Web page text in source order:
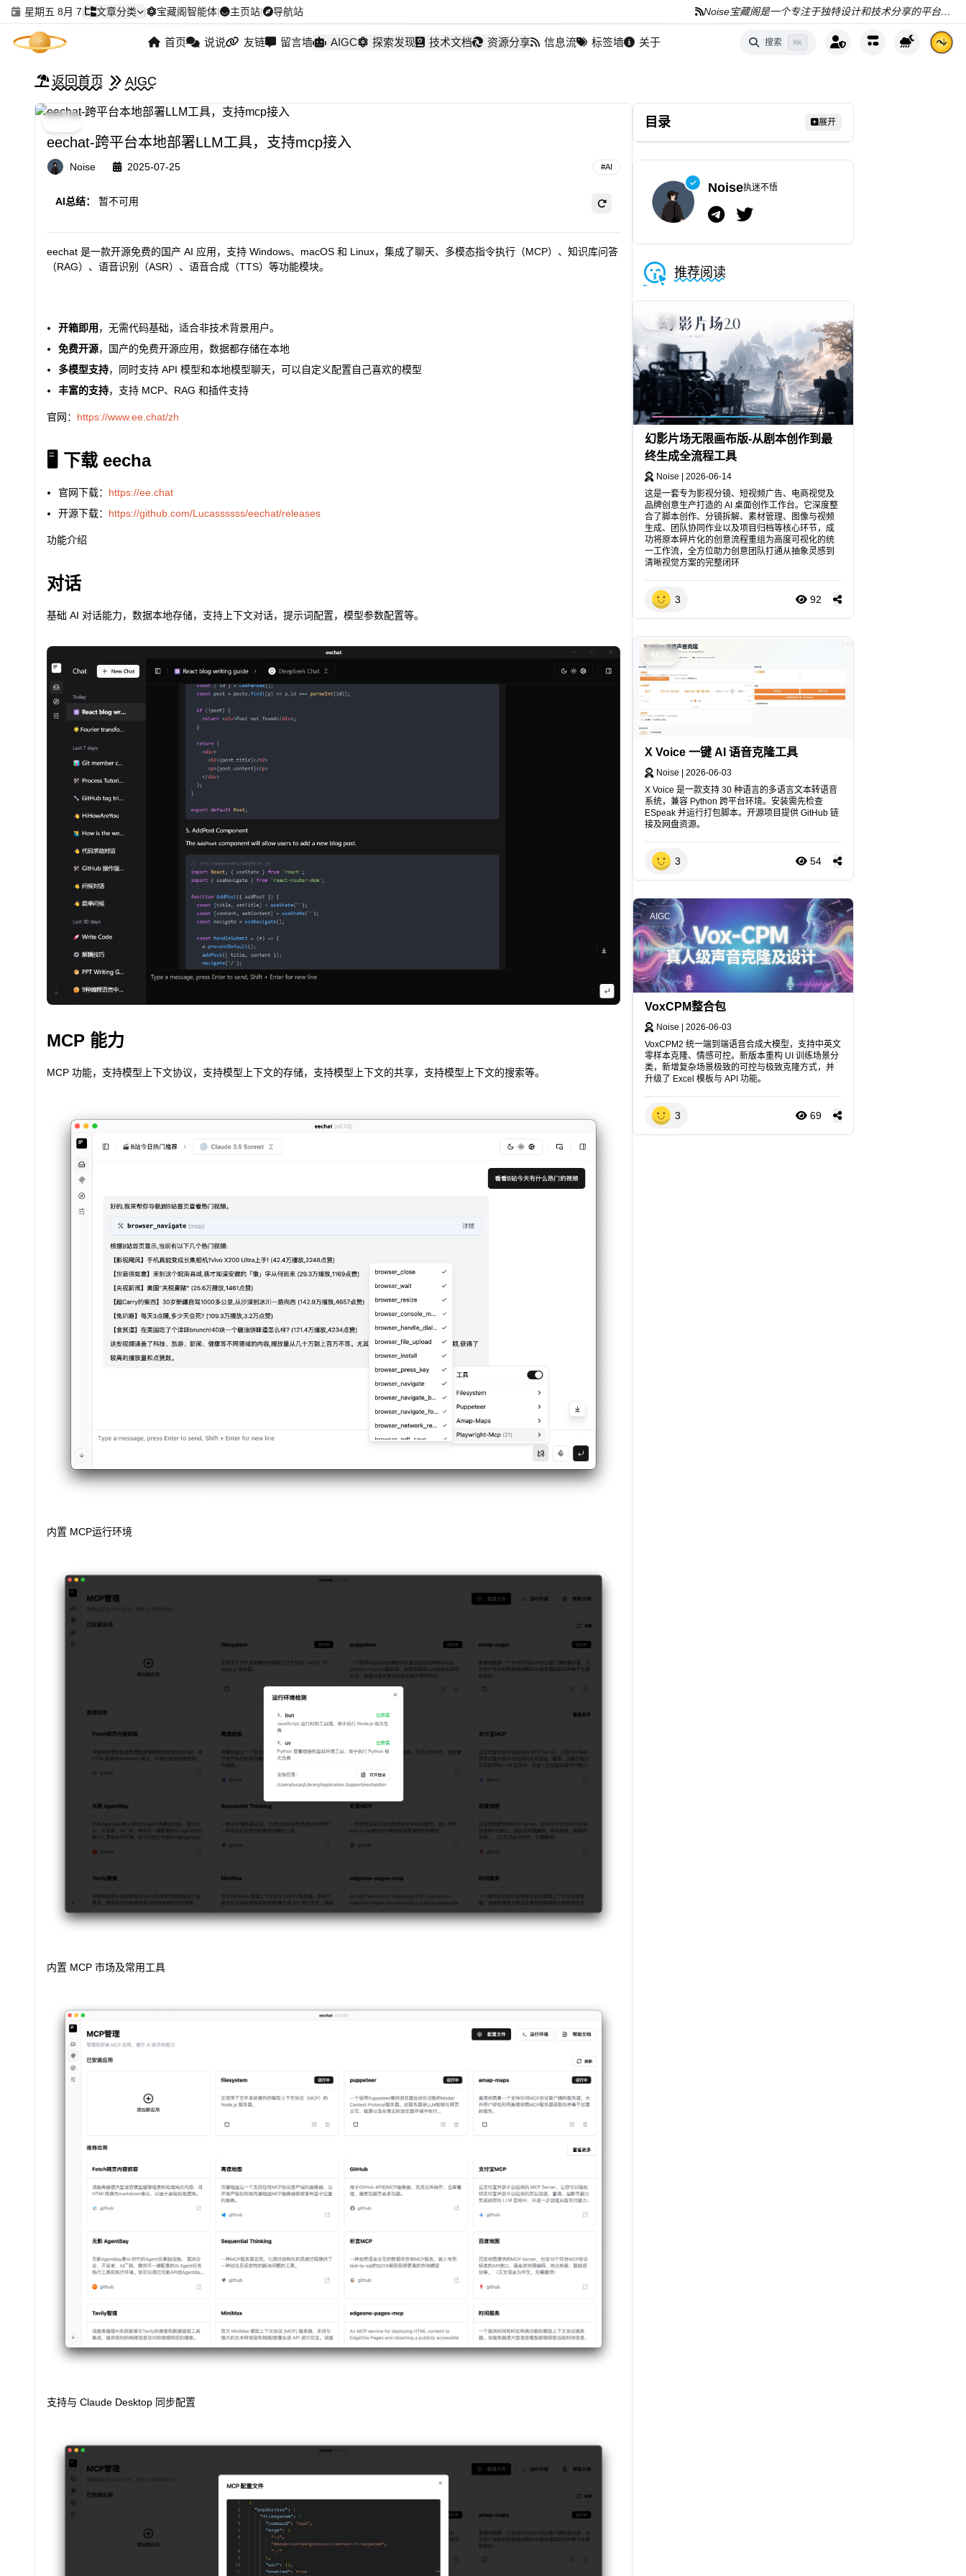
星期五 8月 7| 文章分类 | 宝藏阁智能体| 主页站| 导航站 Noise宝藏阁是一个专注于独特设计和技术分享的平台，分享AI、编程和资源
首页 说说 友链 留言墙 AIGC 探索发现 技术文档 资源分享 信息流 标签墙 关于 搜索 ⌘K
返回首页 AIGC
eechat-跨平台本地部署LLM工具，支持mcp接入
Noise 2025-07-25 #AI
AI总结： 暂不可用
eechat 是一款开源免费的国产 AI 应用，支持 Windows、macOS 和 Linux，集成了聊天、多模态指令执行（MCP）、知识库问答
（RAG）、语音识别（ASR）、语音合成（TTS）等功能模块。
开箱即用 ，无需代码基础，适合非技术背景用户。
免费开源，国产的免费开源应用，数据都存储在本地
多模型支持，同时支持 API 模型和本地模型聊天，可以自定义配置自己喜欢的模型
丰富的支持，支持 MCP、RAG 和插件支持
官网： https://www.ee.chat/zh
🖥️ 下载 eecha
官网下载： https://ee.chat
开源下载： https://github.com/Lucassssss/eechat/releases
功能介绍
对话
基础 AI 对话能力，数据本地存储，支持上下文对话，提示词配置，模型参数配置等。
MCP 能力
MCP 功能，支持模型上下文协议，支持模型上下文的存储，支持模型上下文的共享，支持模型上下文的搜索等。
内置 MCP运行环境
内置 MCP 市场及常用工具
支持与 Claude Desktop 同步配置
目录 展开
Noise执迷不悟
推荐阅读
AIGC
幻影片场无限画布版-从剧本创作到最
终生成全流程工具
Noise
2026-06-14
这是一套专为影视分镜、短视频广告、电商视觉及
品牌创意生产打造的 AI 桌面创作工作台。它深度整
合了脚本创作、分镜拆解、素材管理、图像与视频
生成、团队协同作业以及项目归档等核心环节，成
功将原本碎片化的创意流程重组为高度可视化的统
一工作流，全方位助力创意团队打通从抽象灵感到
清晰视觉方案的完整闭环
3 92
AIGC
X Voice 一键 AI 语音克隆工具
Noise | 2026-06-03
X Voice 是一款支持 30 种语言的多语言文本转语音
系统，兼容 Python 跨平台环境。安装需先检查
ESpeak 并运行打包脚本。开源项目提供 GitHub 链
接及网盘资源。
3 54
AIGC
VoxCPM整合包
Noise | 2026-06-03
VoxCPM2 统一端到端语音合成大模型，支持中英文
零样本克隆、情感可控。新版本重构 UI 训练场景分
类，新增复杂场景极致的可控与极致克隆方式，并
升级了 Excel 模板与 API 功能。
3 69